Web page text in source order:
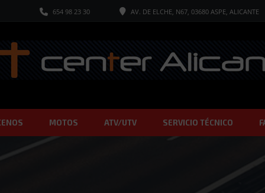
AV. DE ELCHE, N67, 03680 ASPE, ALICANTE
654 98 23 30
MOTOS ATV/UTV SERVICIO TÉCNICO